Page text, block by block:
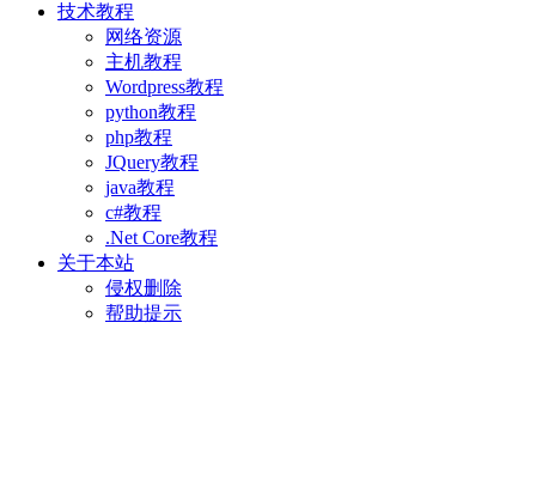
技术教程
网络资源
主机教程
Wordpress教程
python教程
php教程
JQuery教程
java教程
c#教程
.Net Core教程
关于本站
侵权删除
帮助提示